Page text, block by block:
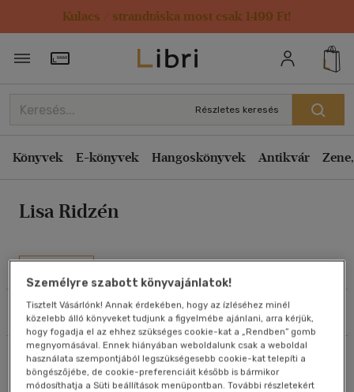
Kulacs / strandtáska most csak 1499 Ft!
Törzsvásárlói Kártya adatai
Részletes keresés
Könyvek E-könyvek Hangoskönyvek Antikvár
Lisa Ridzén
Szűrés Rendezés
Rendezés
Kiadás éve szerint csökkenő
Ár szerint csökkenő
Eladott darabszám szerint csökkenő
Cím szerint A-Z
Szerző szerint A-Z
Megjelenítés
20 db / oldal
40 db / oldal
Összesen3db
Személyre szabott könyvajánlatok!
Tisztelt Vásárlónk! Annak érdekében, hogy az ízléséhez minél
közelebb álló könyveket tudjunk a figyelmébe ajánlani, arra kérjük,
hogy fogadja el az ehhez szükséges cookie-kat a „Rendben” gomb
megnyomásával. Ennek hiányában weboldalunk csak a weboldal
használata szempontjából legszükségesebb cookie-kat telepíti a
böngészőjébe, de cookie-preferenciáit később is bármikor
módosíthatja a Süti beállítások menüpontban. További részletekért